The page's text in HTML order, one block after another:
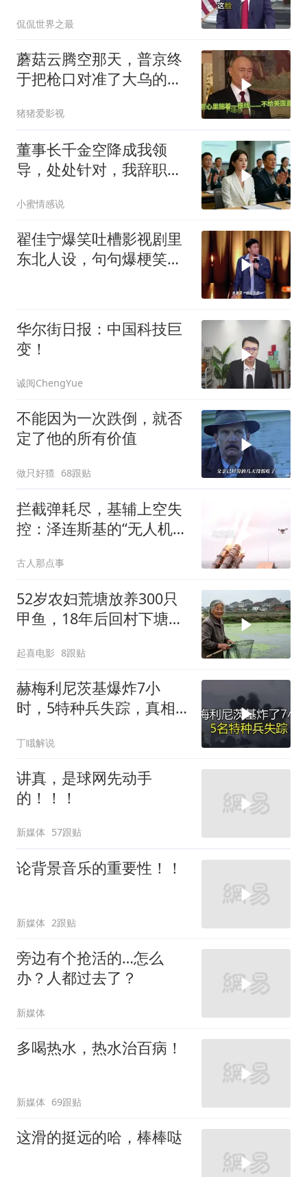
侃侃世界之最
蘑菇云腾空那天，普京终
于把枪口对准了大乌的军
猪猪爱影视
董事长千金空降成我领
导，处处针对，我辞职
小蜜情感说
翟佳宁爆笑吐槽影视剧里
东北人设，句句爆梗笑点
华尔街日报：中国科技巨
变！
诚阅ChengYue
不能因为一次跌倒，就否
定了他的所有价值
做只好猹 68跟贴
拦截弹耗尽，基辅上空失
控：泽连斯基的“无人机神
古人那点事
52岁农妇荒塘放养300只
甲鱼，18年后回村下塘瞬
起喜电影 8跟贴
赫梅利尼茨基爆炸7小
时，5特种兵失踪，真相
丁睋解说
讲真，是球网先动手
的！！！
新媒体 57跟贴
论背景音乐的重要性！！
新媒体 2跟贴
旁边有个抢活的…怎么
办？人都过去了？
新媒体
多喝热水，热水治百病！
新媒体 69跟贴
这滑的挺远的哈，棒棒哒